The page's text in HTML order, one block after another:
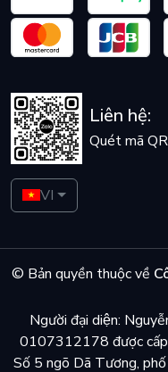
Liên hệ:
Quét mã
VI
© Bản quyền thuộc về
Người đại diện:
0107312178 được
Số 5 ngõ Dã Tương,